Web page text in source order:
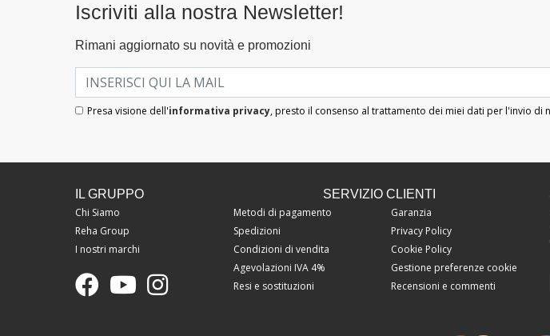
Iscriviti alla nostra Newsletter!
Rimani aggiornato su novità e promozioni
Presa visione dell'informativa privacy, presto il consenso al trattamento dei miei dati per l'invio di
IL GRUPPO
Chi Siamo
Reha Group
I nostri marchi
SERVIZIO CLIENTI
Metodi di pagamento
Spedizioni
Condizioni di vendita
Agevolazioni IVA 4%
Resi e sostituzioni
Garanzia
Privacy Policy
Cookie Policy
Gestione preferenze cookie
Recensioni e commenti